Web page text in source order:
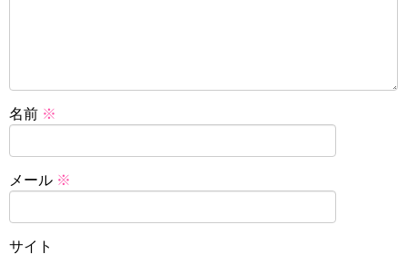
名前 ※
メール ※
サイト